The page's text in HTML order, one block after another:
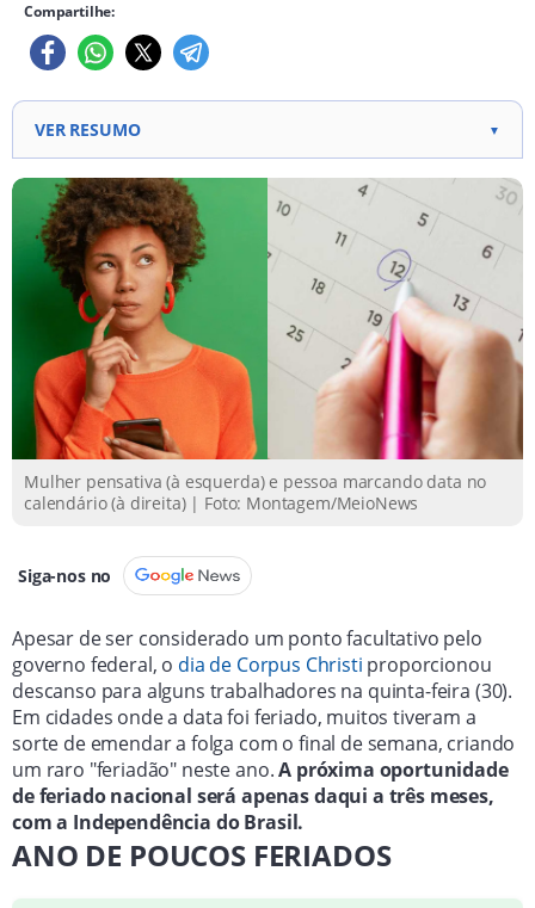
Compartilhe:
VER RESUMO ▼
Corpus Christi proporcionou folga para alguns
trabalhadores, criando um "feriadão" raro em 2024.
O ano de 2024 terá poucos feriados prolongados,
com apenas três permitindo extensão da folga. Dos
feriados nacionais, cinco cairão em fins de semana
ou quartas-feiras, incluindo o recém-oficializado Dia
da Consciência Negra.
Mulher pensativa (à esquerda) e pessoa marcando data no
calendário (à direita) | Foto: Montagem/MeioNews
Siga-nos no
Apesar de ser considerado um ponto facultativo pelo
governo federal, o dia de Corpus Christi proporcionou
descanso para alguns trabalhadores na quinta-feira (30).
Em cidades onde a data foi feriado, muitos tiveram a
sorte de emendar a folga com o final de semana, criando
um raro "feriadão" neste ano.A próxima oportunidade
de feriado nacional será apenas daqui a três meses,
com a Independência do Brasil.
ANO DE POUCOS FERIADOS